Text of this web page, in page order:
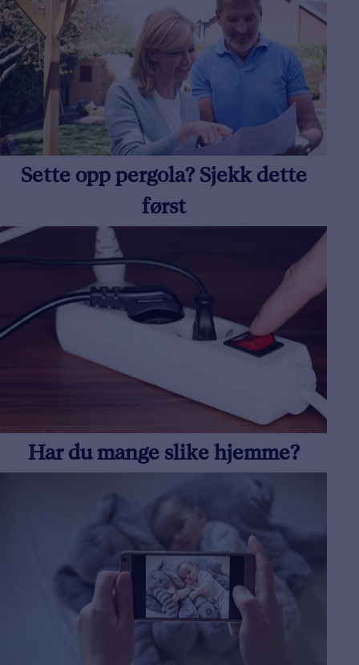
Sette opp pergola? Sjekk dette
først
Har du mange slike hjemme?